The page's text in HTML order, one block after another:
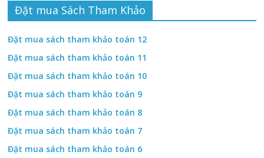
Đặt mua Sách Tham Khảo
Đặt mua sách tham khảo toán 12
Đặt mua sách tham khảo toán 11
Đặt mua sách tham khảo toán 10
Đặt mua sách tham khảo toán 9
Đặt mua sách tham khảo toán 8
Đặt mua sách tham khảo toán 7
Đặt mua sách tham khảo toán 6